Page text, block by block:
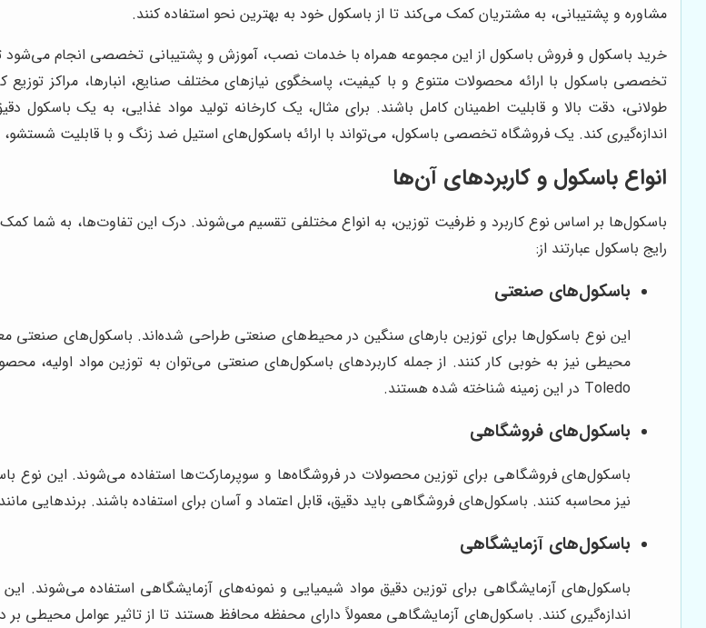
مشاوره و پشتیبانی، به مشتریان کمک می‌کند تا از باسکول خود به بهترین نحو استفاده کنند.
خرید باسکول و فروش باسکول از این مجموعه همراه با خدمات نصب، آموزش و پشتیبانی تخصصی انجام می‌شود
تخصصی باسکول با ارائه محصولات متنوع و با کیفیت، پاسخگوی نیازهای مختلف صنایع، انبارها، مراکز
طولانی، دقت بالا و قابلیت اطمینان کامل باشند. برای مثال، یک کارخانه تولید مواد غذایی، به یک باسکول
اندازه‌گیری کند. یک فروشگاه تخصصی باسکول، می‌تواند با ارائه باسکول‌های استیل ضد زنگ و با قابلیت شستشو،
انواع باسکول و کاربردهای آن‌ها
باسکول‌ها بر اساس نوع کاربرد و ظرفیت توزین، به انواع مختلفی تقسیم می‌شوند. درک این تفاوت‌ها، به شما کمک
رایج باسکول عبارتند از:
باسکول‌های صنعتی
این نوع باسکول‌ها برای توزین بارهای سنگین در محیط‌های صنعتی طراحی شده‌اند. باسکول‌های صنعتی
Toledo در این زمینه شناخته شده هستند.
باسکول‌های فروشگاهی
باسکول‌های فروشگاهی برای توزین محصولات در فروشگاه‌ها و سوپرمارکت‌ها استفاده می‌شوند. این نوع
نیز محاسبه کنند. باسکول‌های فروشگاهی باید دقیق، قابل اعتماد و آسان برای استفاده باشند. برندهایی مانند CAS و DIGI در این زمینه محصولات با کیفیتی ارائه می‌دهند.
باسکول‌های آزمایشگاهی
باسکول‌های آزمایشگاهی برای توزین دقیق مواد شیمیایی و نمونه‌های آزمایشگاهی استفاده می‌شوند.